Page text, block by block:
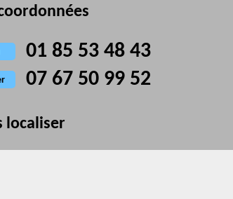
01 85 53 48 43
07 67 50 99 52
localiser